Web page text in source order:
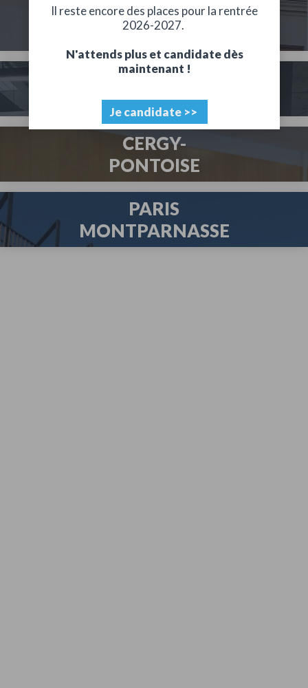
PARIS SAINT-
LAZARE
CERGY-
PONTOISE
PARIS
MONTPARNASSE
Il reste encore des places pour la rentrée
2026-2027.
N'attends plus et candidate dès
maintenant !
Je candidate >>